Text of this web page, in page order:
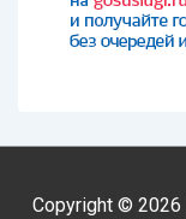
Copyright © 2026